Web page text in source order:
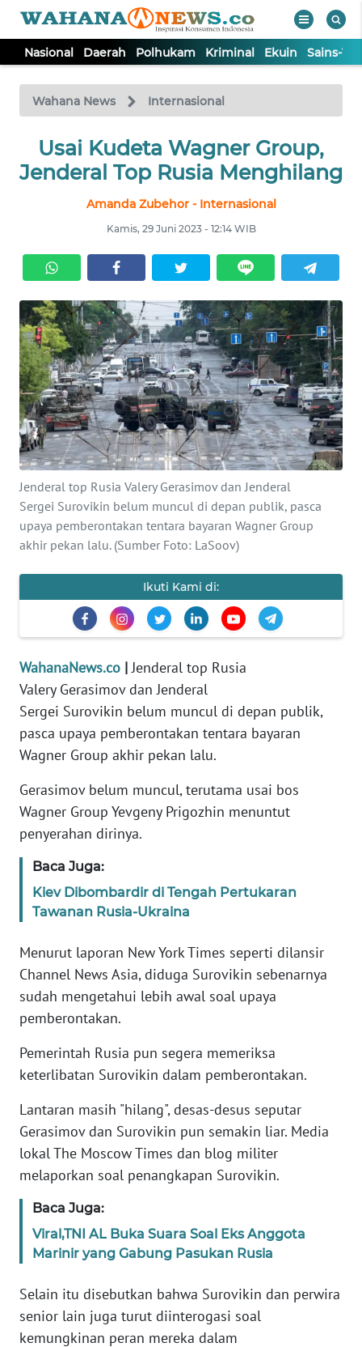
Nasional Daerah Polhukam Kriminal Ekuin Sains-
Wahana News Internasional
Usai Kudeta Wagner Group,
Jenderal Top Rusia Menghilang
Amanda Zubehor - Internasional
Kamis, 29 Juni 2023 - 12:14 WIB
Jenderal top Rusia Valery Gerasimov dan Jenderal
Sergei Surovikin belum muncul di depan publik, pasca
upaya pemberontakan tentara bayaran Wagner Group
akhir pekan lalu. (Sumber Foto: LaSoov)
Ikuti Kami di:
WahanaNews.co |Jenderal top Rusia
Valery Gerasimov dan Jenderal
Sergei Surovikin belum muncul di depan publik,
pasca upaya pemberontakan tentara bayaran
Wagner Group akhir pekan lalu.
Gerasimov belum muncul, terutama usai bos
Wagner Group Yevgeny Prigozhin menuntut
penyerahan dirinya.
Baca Juga:
Kiev Dibombardir di Tengah Pertukaran
Tawanan Rusia-Ukraina
Menurut laporan New York Times seperti dilansir
Channel News Asia, diduga Surovikin sebenarnya
sudah mengetahui lebih awal soal upaya
pemberontakan.
Pemerintah Rusia pun segera memeriksa
keterlibatan Surovikin dalam pemberontakan.
Lantaran masih "hilang", desas-desus seputar
Gerasimov dan Surovikin pun semakin liar. Media
lokal The Moscow Times dan blog militer
melaporkan soal penangkapan Surovikin.
Baca Juga:
Viral,TNI AL Buka Suara Soal Eks Anggota
Marinir yang Gabung Pasukan Rusia
Selain itu disebutkan bahwa Surovikin dan perwira
senior lain juga turut diinterogasi soal
kemungkinan peran mereka dalam
TV
Tutup
NASIONAL
KRIMINAL
EKUIN
SAINS-TEKNO
KESEHATAN
INTERNASIONAL
SERBA-SERBI
PENDIDIKAN
OLAHRAGA
OPINI
EDITORIAL
Informasi
INDEKS
BERITA
KAMI
INFO
IKLAN
TENTANG
PEDOMAN
MEDIA
REDAKSI
KARIR
DISCLAIMER
Wahana
Regional
SUMUT
WN